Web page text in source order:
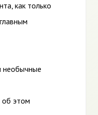
как только
необычные
об этом